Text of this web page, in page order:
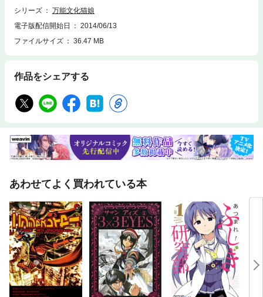
シリーズ
万能文化猫娘
電子版配信開始日
2014/06/13
ファイルサイズ
36.47 MB
作品をシェアする
あわせてよく買われている本